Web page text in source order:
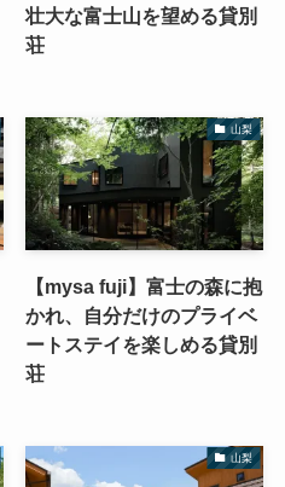
壮大な富士山を望める貸別
荘
山梨
【mysa fuji】富士の森に抱
かれ、自分だけのプライベ
ートステイを楽しめる貸別
荘
山梨